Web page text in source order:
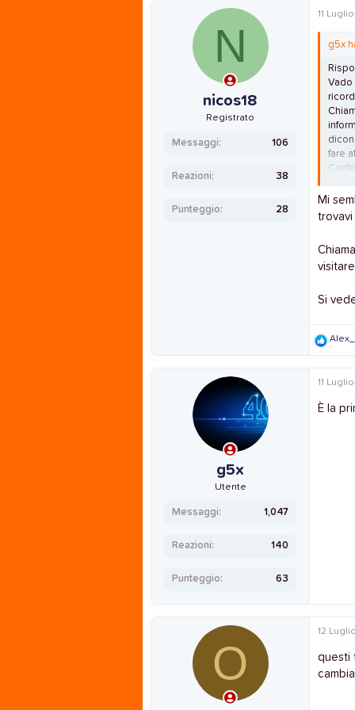
N
nicos18
Registrato
Messaggi 106
Reazioni 38
Punteggio 28
11
g5x
Vado
fare
Mi
Si
R
o
g5x
Utente
Messaggi 1,047
Reazioni 140
Punteggio 63
11
È la
O
12
questi